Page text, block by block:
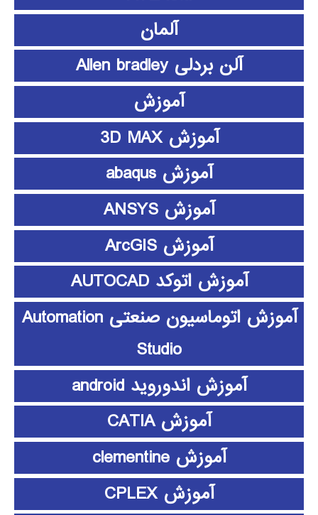
آلمان
آلن بردلی Allen bradley
آموزش
آموزش 3D MAX
آموزش abaqus
آموزش ANSYS
آموزش ArcGIS
آموزش اتوکد AUTOCAD
آموزش اتوماسیون صنعتی Automation
Studio
آموزش اندوروید android
آموزش CATIA
آموزش clementine
آموزش CPLEX